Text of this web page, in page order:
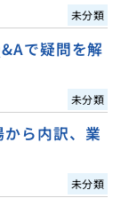
未分類
で疑問を解
未分類
ら内訳、業
未分類